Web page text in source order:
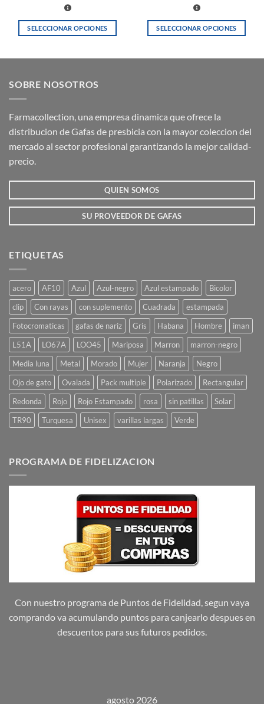
SELECCIONAR OPCIONES
variantes.
opciones
se
elegir
de
producto
SELECCIONAR OPCIONES
opciones
elegir
de
SOBRE NOSOTROS
Farmacollection, una empresa dinamica que ofrece la
distribucion de Gafas de presbicia con la mayor coleccion del
mercado al sector profesional garantizando la mejor calidad-
precio.
QUIEN SOMOS
SU PROVEEDOR DE GAFAS
ETIQUETAS
acero AF10 Azul Azul-negro Azul estampado
Bicolor
clip
Con rayas con suplemento Cuadrada
estampada
Fotocromaticas
gafas de nariz Gris Habana Hombre
iman
L51A
LO67A LOO45 Mariposa Marron
marron-negro
Media luna
Metal Morado Mujer Naranja
Negro
Ojo de gato
Ovalada Pack multiple Polarizado
Rectangular
Redonda
Rojo Rojo Estampado rosa sin patillas
Solar
TR90
Turquesa Unisex varillas largas Verde
PROGRAMA DE FIDELIZACION
Con nuestro programa de Puntos de Fidelidad, segun vaya
comprando va acumulando puntos para canjearlo despues en
descuentos para sus futuros pedidos.
agosto 2026